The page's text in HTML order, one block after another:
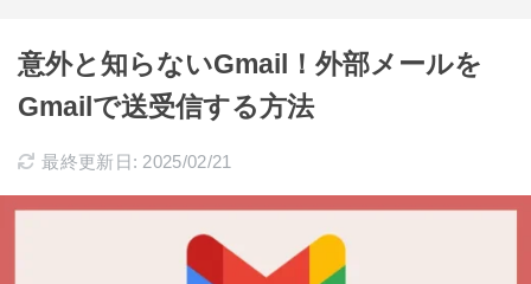
意外と知らないGmail！外部メールを
Gmailで送受信する方法
最終更新日: 2025/02/21